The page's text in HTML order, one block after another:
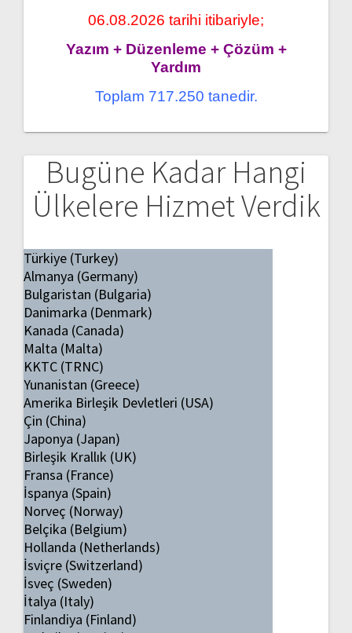
06.08.2026 tarihi itibariyle;
Yazım + Düzenleme + Çözüm +
Yardım
Toplam 717.250 tanedir.
Bugüne Kadar Hangi
Ülkelere Hizmet Verdik
Türkiye (Turkey)
Almanya (Germany)
Bulgaristan (Bulgaria)
Danimarka (Denmark)
Kanada (Canada)
Malta (Malta)
KKTC (TRNC)
Yunanistan (Greece)
Amerika Birleşik Devletleri (USA)
Çin (China)
Japonya (Japan)
Birleşik Krallık (UK)
Fransa (France)
İspanya (Spain)
Norveç (Norway)
Belçika (Belgium)
Hollanda (Netherlands)
İsviçre (Switzerland)
İsveç (Sweden)
İtalya (Italy)
Finlandiya (Finland)